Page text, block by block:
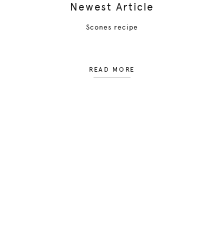
Newest Article
Scones recipe
READ MORE